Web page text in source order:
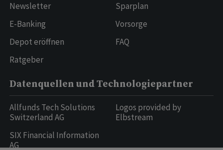
Newsletter
E-Banking
Depot eröffnen
Ratgeber
Sparplan
Vorsorge
FAQ
Datenquellen und Technologiepartner
Allfunds Tech Solutions
Switzerland AG
SIX Financial Information
AG
Logos provided by
Elbstream